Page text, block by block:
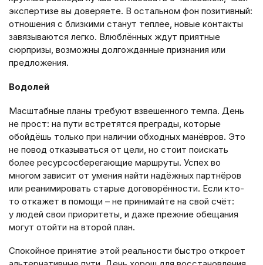
экспертизе вы доверяете. В остальном фон позитивный:
отношения с близкими станут теплее, новые контакты
завязываются легко. Влюблённых ждут приятные
сюрпризы, возможны долгожданные признания или
предложения.
Водолей
Масштабные планы требуют взвешенного темпа. День
не прост: на пути встретятся преграды, которые
обойдёшь только при наличии обходных манёвров. Это
не повод отказываться от цели, но стоит поискать
более ресурсосберегающие маршруты. Успех во
многом зависит от умения найти надёжных партнёров
или реанимировать старые договорённости. Если кто-
то откажет в помощи – не принимайте на свой счёт:
у людей свои приоритеты, и даже прежние обещания
могут отойти на второй план.
Спокойное принятие этой реальности быстро откроет